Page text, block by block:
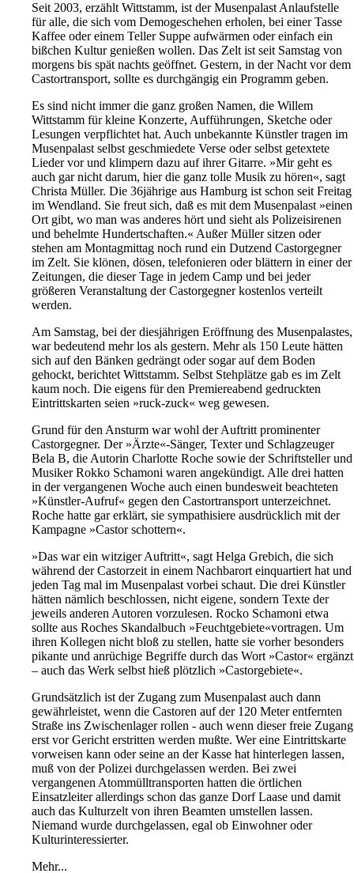
Seit 2003, erzählt Wittstamm, ist der Musenpalast Anlaufstelle
für alle, die sich vom Demogeschehen erholen, bei einer Tasse
Kaffee oder einem Teller Suppe aufwärmen oder einfach ein
bißchen Kultur genießen wollen. Das Zelt ist seit Samstag von
morgens bis spät nachts geöffnet. Gestern, in der Nacht vor dem
Castortransport, sollte es durchgängig ein Programm geben.
Es sind nicht immer die ganz großen Namen, die Willem
Wittstamm für kleine Konzerte, Aufführungen, Sketche oder
Lesungen verpflichtet hat. Auch unbekannte Künstler tragen im
Musenpalast selbst geschmiedete Verse oder selbst getextete
Lieder vor und klimpern dazu auf ihrer Gitarre. »Mir geht es
auch gar nicht darum, hier die ganz tolle Musik zu hören«, sagt
Christa Müller. Die 36jährige aus Hamburg ist schon seit Freitag
im Wendland. Sie freut sich, daß es mit dem Musenpalast »einen
Ort gibt, wo man was anderes hört und sieht als Polizeisirenen
und behelmte Hundertschaften.« Außer Müller sitzen oder
stehen am Montagmittag noch rund ein Dutzend Castorgegner
im Zelt. Sie klönen, dösen, telefonieren oder blättern in einer der
Zeitungen, die dieser Tage in jedem Camp und bei jeder
größeren Veranstaltung der Castorgegner kostenlos verteilt
werden.
Am Samstag, bei der diesjährigen Eröffnung des Musenpalastes,
war bedeutend mehr los als gestern. Mehr als 150 Leute hätten
sich auf den Bänken gedrängt oder sogar auf dem Boden
gehockt, berichtet Wittstamm. Selbst Stehplätze gab es im Zelt
kaum noch. Die eigens für den Premiereabend gedruckten
Eintrittskarten seien »ruck-zuck« weg gewesen.
Grund für den Ansturm war wohl der Auftritt prominenter
Castorgegner. Der »Ärzte«-Sänger, Texter und Schlagzeuger
Bela B, die Autorin Charlotte Roche sowie der Schriftsteller und
Musiker Rokko Schamoni waren angekündigt. Alle drei hatten
in der vergangenen Woche auch einen bundesweit beachteten
»Künstler-Aufruf« gegen den Castortransport unterzeichnet.
Roche hatte gar erklärt, sie sympathisiere ausdrücklich mit der
Kampagne »Castor schottern«.
»Das war ein witziger Auftritt«, sagt Helga Grebich, die sich
während der Castorzeit in einem Nachbarort einquartiert hat und
jeden Tag mal im Musenpalast vorbei schaut. Die drei Künstler
hätten nämlich beschlossen, nicht eigene, sondern Texte der
jeweils anderen Autoren vorzulesen. Rocko Schamoni etwa
sollte aus Roches Skandalbuch »Feuchtgebiete«vortragen. Um
ihren Kollegen nicht bloß zu stellen, hatte sie vorher besonders
pikante und anrüchige Begriffe durch das Wort »Castor« ergänzt
– auch das Werk selbst hieß plötzlich »Castorgebiete«.
Grundsätzlich ist der Zugang zum Musenpalast auch dann
gewährleistet, wenn die Castoren auf der 120 Meter entfernten
Straße ins Zwischenlager rollen - auch wenn dieser freie Zugang
erst vor Gericht erstritten werden mußte. Wer eine Eintrittskarte
vorweisen kann oder seine an der Kasse hat hinterlegen lassen,
muß von der Polizei durchgelassen werden. Bei zwei
vergangenen Atommülltransporten hatten die örtlichen
Einsatzleiter allerdings schon das ganze Dorf Laase und damit
auch das Kulturzelt von ihren Beamten umstellen lassen.
Niemand wurde durchgelassen, egal ob Einwohner oder
Kulturinteressierter.
Mehr...